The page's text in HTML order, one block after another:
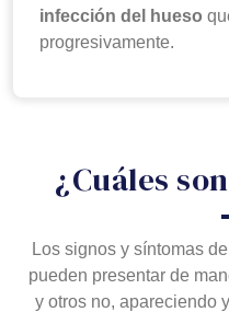
infección del hueso
progresivamente.
¿Cuáles
Los signos y síntomas
pueden presentar de
y otros no, apareciendo